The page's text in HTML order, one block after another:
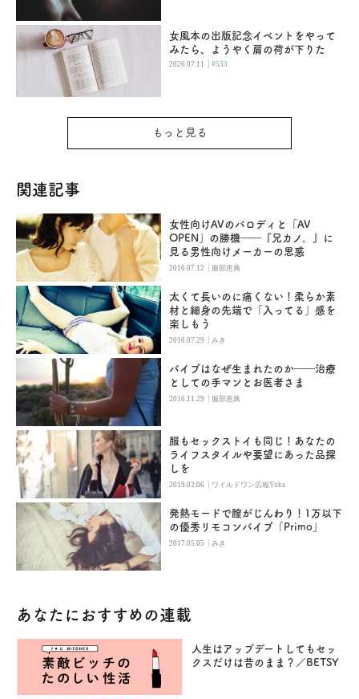
女風本の出版記念イベントをやって
みたら、ようやく肩の荷が下りた
2026.07.11 |#533
もっと見る
関連記事
女性向けAVのパロディと「AV
OPEN」の勝機――『兄カノ。』に
見る男性向けメーカーの思惑
2016.07.12 | 服部恵典
太くて長いのに痛くない！柔らか素
材と細身の先端で「入ってる」感を
楽しもう
2016.07.29 |みき
バイブはなぜ生まれたのか――治療
としての手マンとお医者さま
2016.11.29 | 服部恵典
服もセックストイも同じ！あなたの
ライフスタイルや要望にあった品探
しを
2019.02.06 | ワイルドワン広報Yuka
発熱モードで膣がじんわり！1万以下
の優秀リモコンバイブ「Primo」
2017.05.05 |みき
あなたにおすすめの連載
人生はアップデートしてもセッ
クスだけは昔のまま？／BETSY